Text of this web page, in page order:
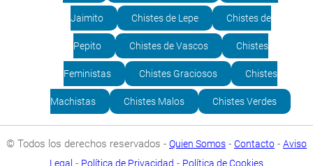
Jaimito Chistes de Lepe Chistes de
Pepito Chistes de Vascos Chistes
Feministas Chistes Graciosos Chistes
Machistas Chistes Malos Chistes Verdes
© Todos los derechos reservados - Quien Somos - Contacto - Aviso
Legal - Política de Privacidad - Política de Cookies